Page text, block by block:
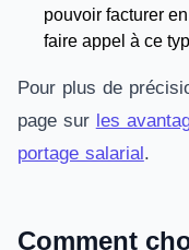
pouvoir facturer
faire appel à ce
Pour plus de
page sur les
portage salarial.
Comment